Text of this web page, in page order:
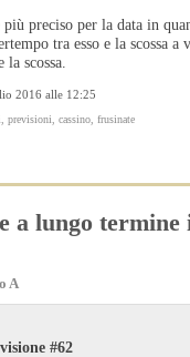
più preciso per la data in
tra esso e la scossa
scossa.
2016 alle 12:25
previsioni, cassino, frusinate
a lungo termine
A
#62